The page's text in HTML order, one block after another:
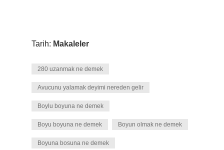
Tarih: Makaleler
280 uzanmak ne demek
Avucunu yalamak deyimi nereden gelir
Boylu boyuna ne demek
Boyu boyuna ne demek Boyun olmak ne demek
Boyuna bosuna ne demek